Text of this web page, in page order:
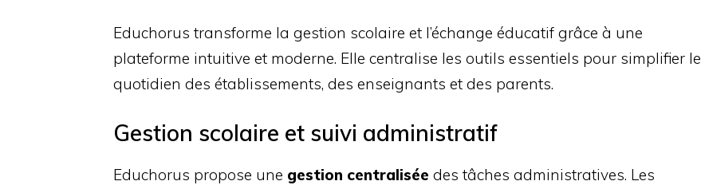
Educhorus transforme la gestion scolaire et l’échange éducatif grâce à une
plateforme intuitive et moderne. Elle centralise les outils essentiels pour simplifier le
quotidien des établissements, des enseignants et des parents.
Gestion scolaire et suivi administratif
Educhorus propose une gestion centralisée des tâches administratives. Les